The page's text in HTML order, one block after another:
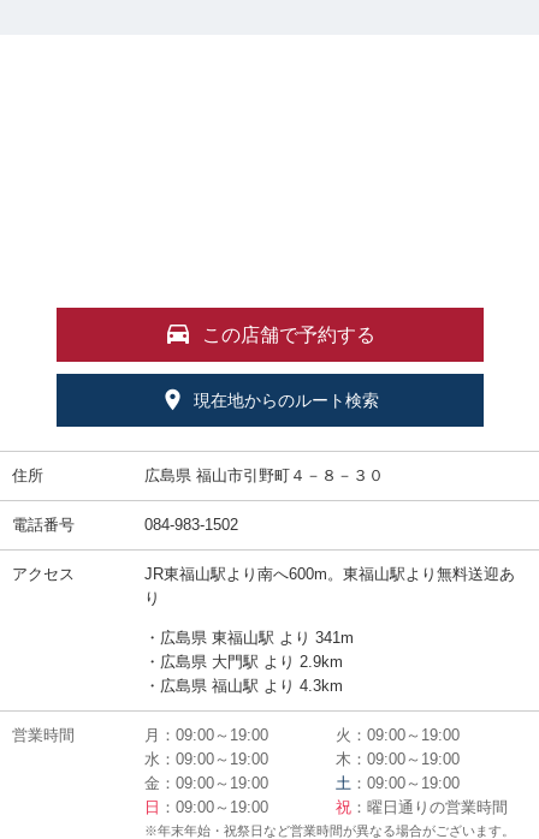
この店舗で予約する
現在地からのルート検索
住所 広島県 福山市引野町４－８－３０
電話番号 084-983-1502
アクセス
JR東福山駅より南へ600m。東福山駅より無料送迎あ
り
・広島県 東福山駅 より 341m
・広島県 大門駅 より 2.9km
・広島県 福山駅 より 4.3km
営業時間 月：09:00～19:00
火：09:00～19:00
水：09:00～19:00
木：09:00～19:00
金：09:00～19:00
土 ：09:00～19:00
日 ：09:00～19:00 祝 ：曜日通りの営業時間
※年末年始・祝祭日など営業時間が異なる場合がございます。